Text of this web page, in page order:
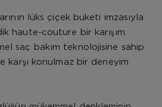
lüks çiçek buketi imzasıyla
haute-couture bir karışım.
saç bakım teknolojisine sahip
karşı konulmaz bir deneyim